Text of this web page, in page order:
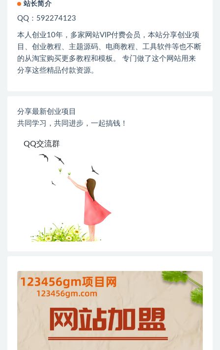
站长简介
QQ：592274123
本人创业10年，多家网站VIP付费会员，本站分享创业项
目、创业教程、主题源码、电商教程、工具软件等也不断
的从淘宝购买更多教程和模板。 专门做了这个网站用来
分享这些精品付款资源。
分享最新创业项目
共同学习，共同进步，一起搞钱！
QQ交流群